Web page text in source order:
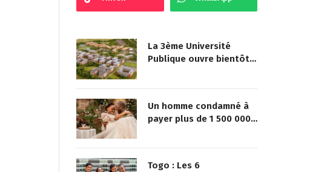
La 3ème Université
Publique ouvre bientôt
Un homme condamné à
payer plus de 1 500 000
Togo : Les 6